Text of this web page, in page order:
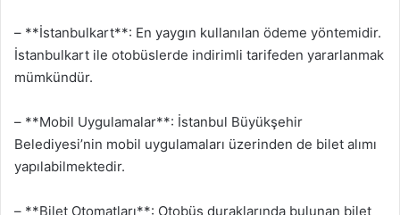
– **İstanbulkart**: En yaygın kullanılan ödeme yöntemidir.
İstanbulkart ile otobüslerde indirimli tarifeden yararlanmak
mümkündür.
– **Mobil Uygulamalar**: İstanbul Büyükşehir
Belediyesi’nin mobil uygulamaları üzerinden de bilet alımı
yapılabilmektedir.
– **Bilet Otomatları**: Otobüs duraklarında bulunan bilet